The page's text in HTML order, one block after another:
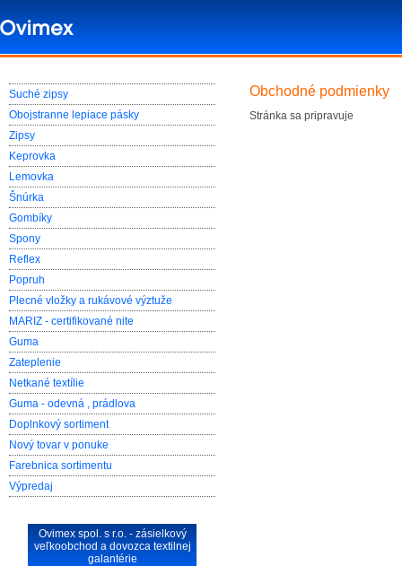
Suché zipsy
Obojstranne lepiace pásky
Zipsy
Keprovka
Lemovka
Šnúrka
Gombíky
Spony
Reflex
Popruh
Plecné vložky a rukávové výztuže
MARIZ - certifikované nite
Guma
Zateplenie
Netkané textílie
Guma - odevná , prádlova
Doplnkový sortiment
Nový tovar v ponuke
Farebnica sortimentu
Výpredaj
Ovimex spol. s r.o. - zásielkový
veľkoobchod a dovozca textilnej
galantérie
Obchodné podmienky
Stránka sa pripravuje